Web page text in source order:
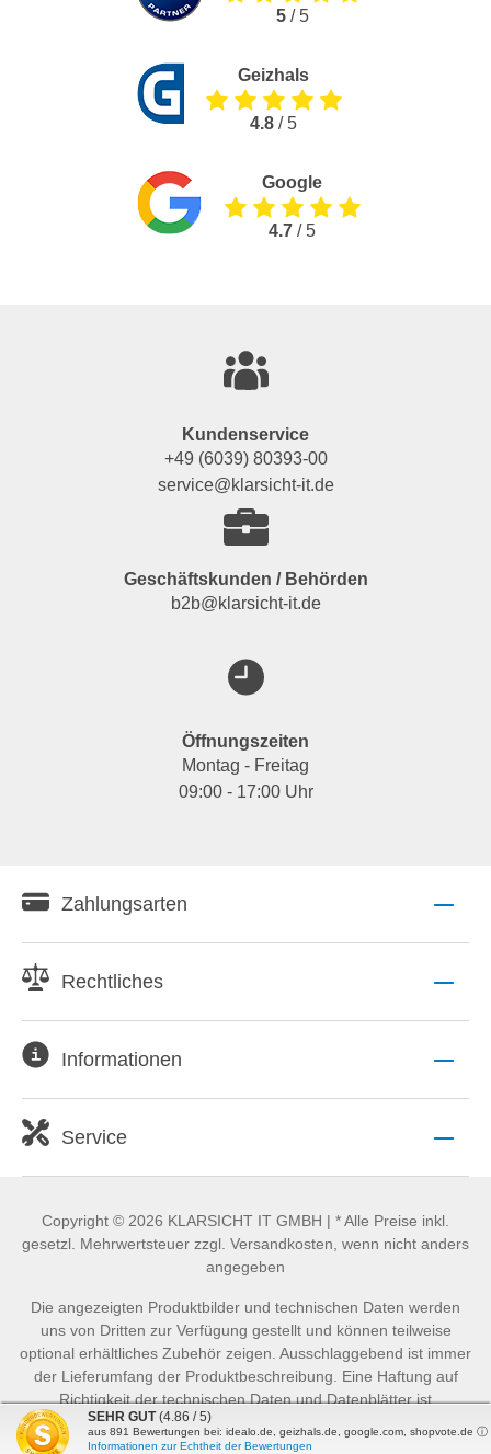
5/ 5
Geizhals
4.8 / 5
Google
4.7 / 5
Kundenservice
+49 (6039) 80393-00
service@klarsicht-it.de
Geschäftskunden / Behörden
b2b@klarsicht-it.de
Öffnungszeiten
Montag - Freitag
09:00 - 17:00 Uhr
Zahlungsarten
Rechtliches
Informationen
Service
Copyright © 2026 KLARSICHT IT GMBH | * Alle Preise inkl.
gesetzl. Mehrwertsteuer zzgl. Versandkosten, wenn nicht anders
angegeben
Die angezeigten Produktbilder und technischen Daten werden
uns von Dritten zur Verfügung gestellt und können teilweise
optional erhältliches Zubehör zeigen. Ausschlaggebend ist immer
der Lieferumfang der Produktbeschreibung. Eine Haftung auf
Richtigkeit der technischen Daten und Datenblätter ist
ausgeschlossen.
SEHR GUT (4.86 / 5)
aus 891 Bewertungen bei: idealo.de, geizhals.de, google.com, shopvote.de ⓘ
Informationen zur Echtheit der Bewertungen